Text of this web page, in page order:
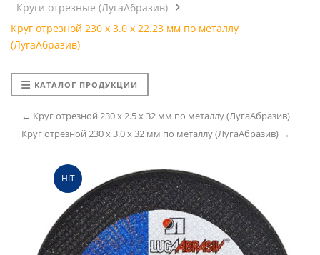
Круги отрезные (ЛугаАбразив)
Круг отрезной 230 х 3.0 х 22.23 мм по металлу
(ЛугаАбразив)
КАТАЛОГ ПРОДУКЦИИ
← Круг отрезной 230 х 2.5 х 32 мм по металлу (ЛугаАбразив)
Круг отрезной 230 х 3.0 х 32 мм по металлу (ЛугаАбразив) →
HIT